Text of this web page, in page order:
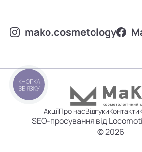
mako.cosmetology
АкціїПро насВідгукиКонтакти
SEO-просування від
© 2026
КНОПКА
ЗВ'ЯЗКУ